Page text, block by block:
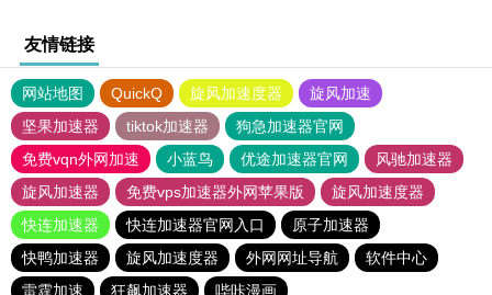
友情链接
网站地图 QuickQ 旋风加速度器
旋风加速
坚果加速器
tiktok加速器
狗急加速器官网
免费vqn外网加速
小蓝鸟 优途加速器官网
风驰加速器
旋风加速器
免费vps加速器外网苹果版
旋风加速度器
快连加速器
快连加速器官网入口
原子加速器
快鸭加速器
旋风加速度器 外网网址导航
软件中心
雷霆加速
狂飙加速器
哔咔漫画